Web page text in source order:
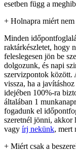
esetben függ a
+ Holnapra miért
Minden
raktárkészletet, hogy
feleslegesen jön be
dolgozunk, és napi
szervizpontok között.
vissza, ha a
idejében 100%-ra
általában 1
fogadunk el
szeretnél jönni,
vagy írj nekünk, mert
+ Miért csak a